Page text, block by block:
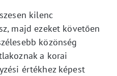
kilenc
majd ezeket követően
közönség
a korai
értékhez képest